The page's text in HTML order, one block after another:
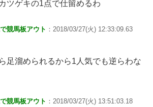
ゲキの1点で仕留めるわ
競馬板アウト ：2018/03/27(火) 12:33:09.63
足溜められるから1人気でも逆らわな
競馬板アウト ：2018/03/27(火) 13:51:03.18